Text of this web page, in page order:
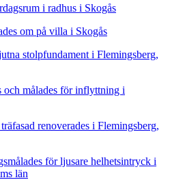
i radhus i Skogås
om på villa i Skogås
stolpfundament i Flemingsberg,
och målades för inflyttning i
renoverades i Flemingsberg,
för ljusare helhetsintryck i
län